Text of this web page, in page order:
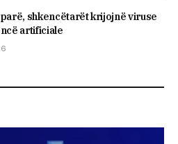
shkencëtarët krijojnë viruse
artificiale